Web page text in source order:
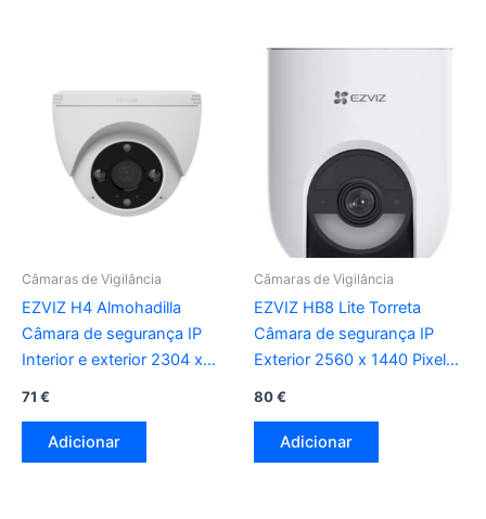
Câmaras de Vigilância
EZVIZ H4 Almohadilla
Câmara de segurança IP
Interior e exterior 2304 x
71 €
Adicionar
Câmaras de Vigilância
EZVIZ HB8 Lite Torreta
Câmara de segurança IP
Exterior 2560 x 1440 Pixeles
80€
Adicionar